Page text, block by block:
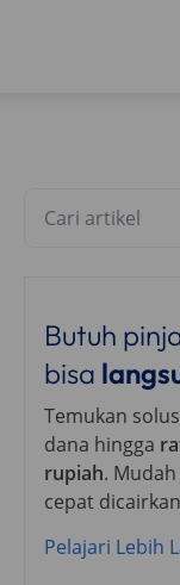
Butuh
bisa
Temukan
dana hingga
rupiah.
cepat
Pelajari Lebih